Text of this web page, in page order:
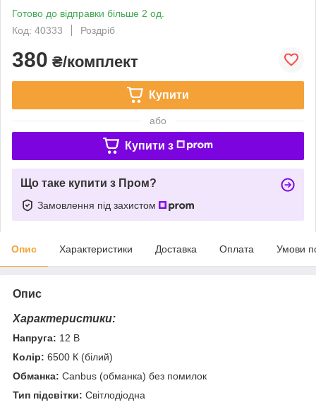
Готово до відправки більше 2 од.
Код: 40333
Роздріб
380 ₴/комплект
Купити
або
Купити з
Що таке купити з Пром?
Замовлення під захистом
Опис Характеристики Доставка Оплата Умови
Опис
Характеристики:
Напруга: 12 В
Колір: 6500 К (білий)
Обманка: Canbus (обманка) без помилок
Тип підсвітки: Світлодіодна